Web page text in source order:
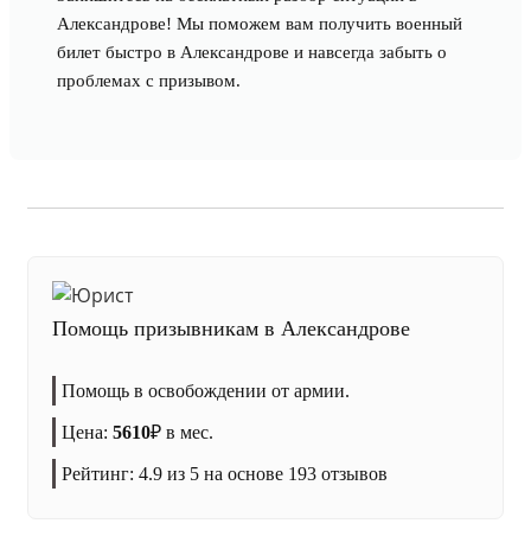
Александрове! Мы поможем вам получить военный
билет быстро в Александрове и навсегда забыть о
проблемах с призывом.
Помощь призывникам в Александрове
Помощь в освобождении от армии.
Цена: 5610₽ в мес.
Рейтинг: 4.9 из 5 на основе 193 отзывов